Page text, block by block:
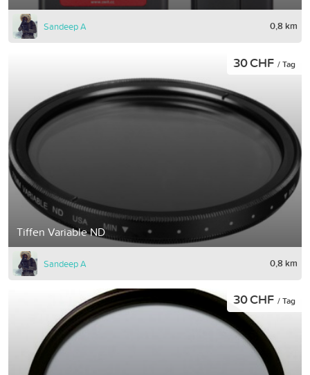
Sandeep A 0,8 km
Tiffen Variable ND
30 CHF / Tag
Sandeep A 0,8 km
30 CHF / Tag